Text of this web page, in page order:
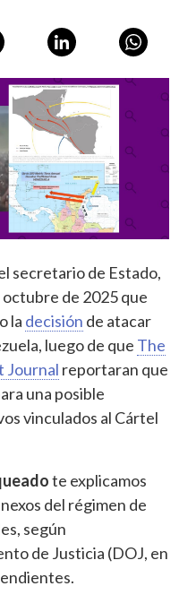
secretario de Estado,
octubre de 2025 que
la decisión de atacar
luego de que The
Journal reportaran que
una posible
vinculados al Cártel
te explicamos
del régimen de
según
de Justicia (DOJ, en